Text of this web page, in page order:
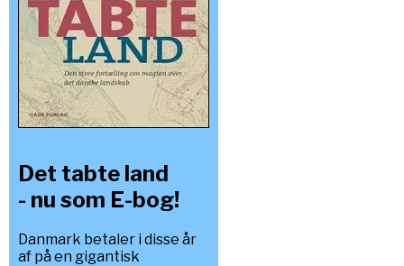
Det tabte land
- nu som E-bog!
Danmark betaler i disse år
af på en gigantisk